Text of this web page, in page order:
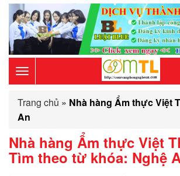
Toggle
navigation
Trang chủ » Nhà hàng Ẩm thực Việt
An
Nhà hàng Ẩm thực Việt
Nghệ
Tìm theo từ khóa: